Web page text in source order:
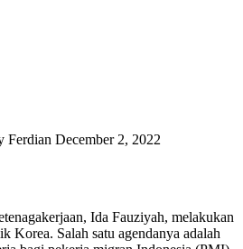
Ferdian December 2, 2022
Ida Fauziyah, melakukan
Korea. Salah satu agendanya adalah